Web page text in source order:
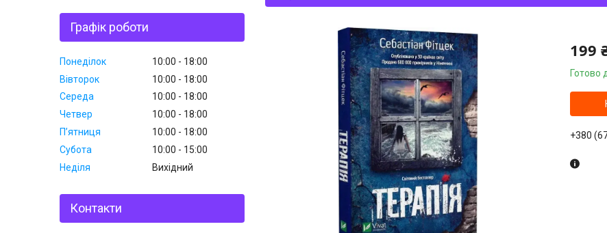
199
Готово
+380
Графік роботи
Понеділок 10:00
18:00
Вівторок
10:00
18:00
Середа
10:00
18:00
Четвер
10:00
18:00
Пʼятниця
10:00
18:00
Субота
10:00
15:00
Неділя
Вихідний
Контакти